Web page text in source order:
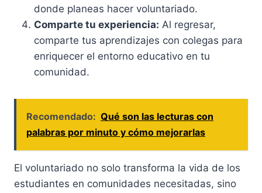
donde planeas hacer voluntariado.
Comparte tu experiencia: Al regresar,
comparte tus aprendizajes con colegas para
enriquecer el entorno educativo en tu
comunidad.
Recomendado: Qué son las lecturas con
palabras por minuto y cómo mejorarlas
El voluntariado no solo transforma la vida de los
estudiantes en comunidades necesitadas, sino